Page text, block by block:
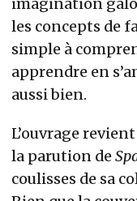
les concepts de
simple à
apprendre en
aussi bien.
L’ouvrage
la parution de
coulisses de sa